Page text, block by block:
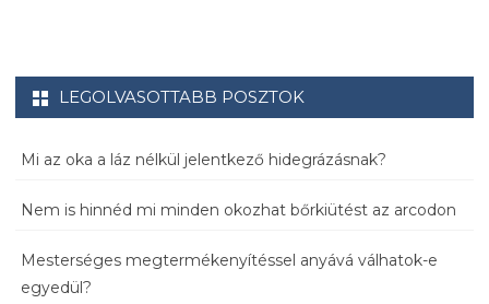
LEGOLVASOTTABB POSZTOK
Mi az oka a láz nélkül jelentkező hidegrázásnak?
Nem is hinnéd mi minden okozhat bőrkiütést az arcodon
Mesterséges megtermékenyítéssel anyává válhatok-e
egyedül?